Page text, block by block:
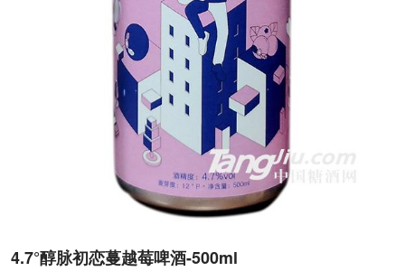
4.7°醇脉初恋蔓越莓啤酒-500ml